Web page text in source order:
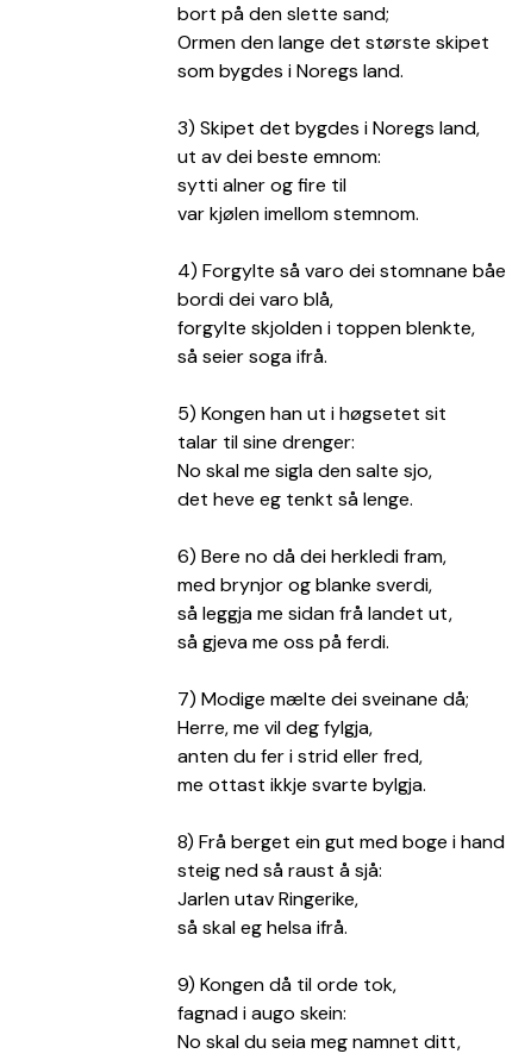
bort på den slette sand;
Ormen den lange det største skipet
som bygdes i Noregs land.
3) Skipet det bygdes i Noregs land,
ut av dei beste emnom:
sytti alner og fire til
var kjølen imellom stemnom.
4) Forgylte så varo dei stomnane båe
bordi dei varo blå,
forgylte skjolden i toppen blenkte,
så seier soga ifrå.
5) Kongen han ut i høgsetet sit
talar til sine drenger:
No skal me sigla den salte sjo,
det heve eg tenkt så lenge.
6) Bere no då dei herkledi fram,
med brynjor og blanke sverdi,
så leggja me sidan frå landet ut,
så gjeva me oss på ferdi.
7) Modige mælte dei sveinane då;
Herre, me vil deg fylgja,
anten du fer i strid eller fred,
me ottast ikkje svarte bylgja.
8) Frå berget ein gut med boge i hand
steig ned så raust å sjå:
Jarlen utav Ringerike,
så skal eg helsa ifrå.
9) Kongen då til orde tok,
fagnad i augo skein:
No skal du seia meg namnet ditt,